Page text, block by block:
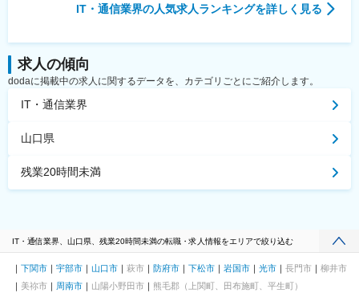
IT・通信業界の人気求人ランキングを詳しく見る
求人の傾向
dodaに掲載中の求人に関するデータを、カテゴリごとにご紹介します。
IT・通信業界
山口県
残業20時間未満
IT・通信業界、山口県、残業20時間未満の転職・求人情報をエリアで絞り込む
下関市 宇部市 山口市 萩市 防府市 下松市 岩国市 光市 長門市
柳井市
美祢市
周南市 山陽小野田市
熊毛郡（上関町、田布施町、平生町）